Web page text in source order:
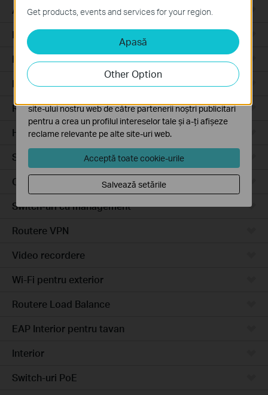
Access Pro
Routere prin cablu
Routere Wi-Fi
Routere 4G
Routere integrate
Hardware
Software
Camere video
Switch-uri cu management
Routere VPN
Video recordere
Wi-Fi pentru exterior
Routere Load Balance
EAP Interior pentru tavan
Interior
Switch-uri PoE
Get products, events and services for your region.
Apasă
Other Option
Aceste cookie-uri sunt necesare pentru funcționarea
site-ului web și nu pot fi dezactivate în sistemele tale
Cookie-uri de analiză și marketing
Cookie-urile de analiză ne permit să analizăm activitățile
tale de pe site-ul nostru web a îmbunătăți și ajusta
funcționalitatea site-ului.
site-ului nostru web de către partenerii noștri publicitari
pentru a crea un profilul intereselor tale și a-ți afișeze
reclame relevante pe alte site-uri web.
Acceptă toate cookie-urile
Salvează setările